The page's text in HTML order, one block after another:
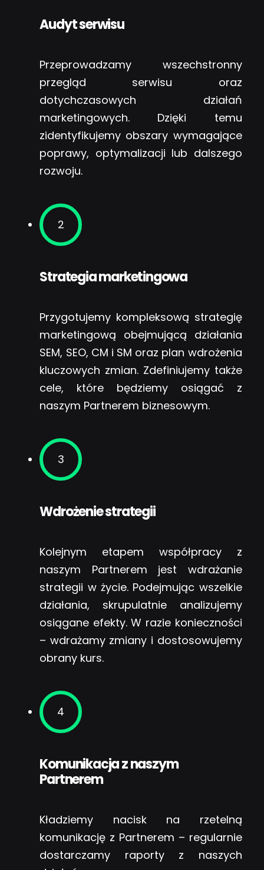
Audyt serwisu
Przeprowadzamy wszechstronny
przegląd serwisu oraz
dotychczasowych działań
marketingowych. Dzięki temu
zidentyfikujemy obszary wymagające
poprawy, optymalizacji lub dalszego
rozwoju.
2
Strategia marketingowa
Przygotujemy kompleksową strategię
marketingową obejmującą działania
SEM, SEO, CM i SM oraz plan wdrożenia
kluczowych zmian. Zdefiniujemy także
cele, które będziemy osiągać z
naszym Partnerem biznesowym.
3
Wdrożenie strategii
Kolejnym etapem współpracy z
naszym Partnerem jest wdrażanie
strategii w życie. Podejmując wszelkie
działania, skrupulatnie analizujemy
osiągane efekty. W razie konieczności
– wdrażamy zmiany i dostosowujemy
obrany kurs.
4
Komunikacja z naszym
Partnerem
Kładziemy nacisk na rzetelną
komunikację z Partnerem – regularnie
dostarczamy raporty z naszych